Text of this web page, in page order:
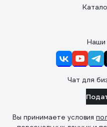
Наши
Чат для
Вы принимаете условия